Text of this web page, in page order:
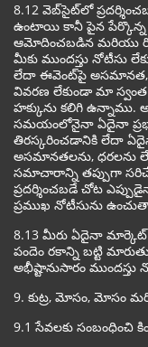
8.12 వెబ్‌సైట్‌లో
ఉంటాయి కానీ పైన పేర్కొన్న
ఆమోదించబడిన మరియు
మీకు ముందస్తు నోటీసు
లేదా ఈవెంట్‌పై
వివరణ లేకుండా మా
హక్కును కలిగి
సమయంలోనైనా ఏదైనా
తిరస్కరించడానికి లేదా
అసమానతలను, ధరలను
సమాచారాన్ని తప్పుగా
ప్రదర్శించబడే చోట
ప్రముఖ నోటీసును
8.13 మీరు ఏదైనా మార్కెట్
పందెం రకాన్ని బట్టి
అభీష్టానుసారం
9. కుట్ర, మోసం, మోసం
9.1 సేవలకు